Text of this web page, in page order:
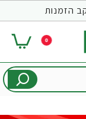
הזמנות
0